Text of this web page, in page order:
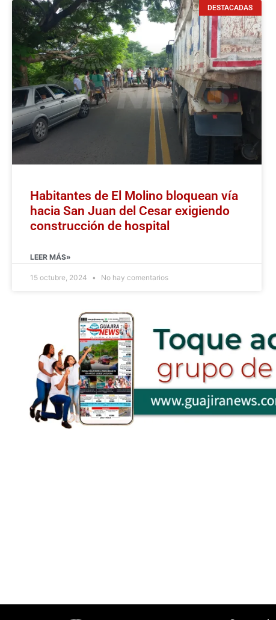
DESTACADAS
Habitantes de El Molino bloquean vía
hacia San Juan del Cesar exigiendo
construcción de hospital
LEER MÁS»
15 octubre, 2024 No hay comentarios